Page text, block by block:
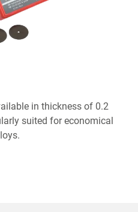
in thickness of 0.2
suited for economical